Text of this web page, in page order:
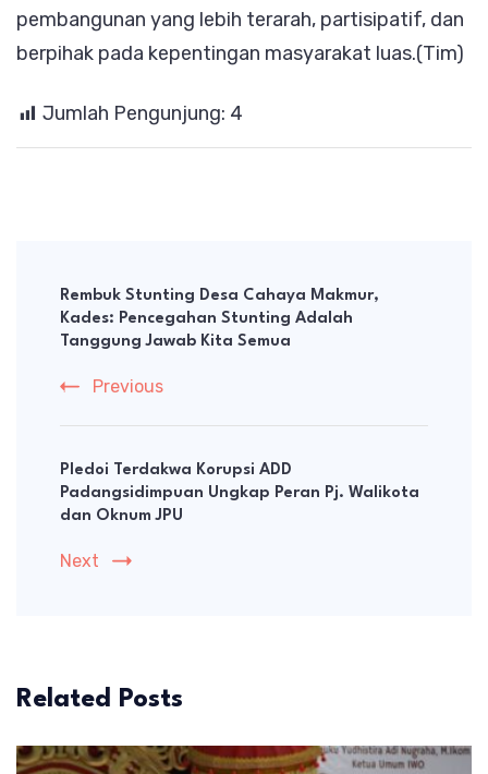
pembangunan yang lebih terarah, partisipatif, dan
berpihak pada kepentingan masyarakat luas.(Tim)
Jumlah Pengunjung: 4
Navigation
Rembuk Stunting Desa Cahaya Makmur,
Kades: Pencegahan Stunting Adalah
Tanggung Jawab Kita Semua
Previous
Pledoi Terdakwa Korupsi ADD
Padangsidimpuan Ungkap Peran Pj. Walikota
dan Oknum JPU
Next
Related Posts